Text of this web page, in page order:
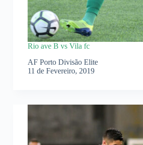
Rio ave B vs Vila fc
AF Porto Divisão Elite
11 de Fevereiro, 2019